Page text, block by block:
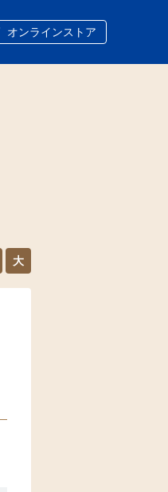
オンラインストア
大